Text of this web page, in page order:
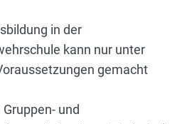
in der
kann nur unter
gemacht
und